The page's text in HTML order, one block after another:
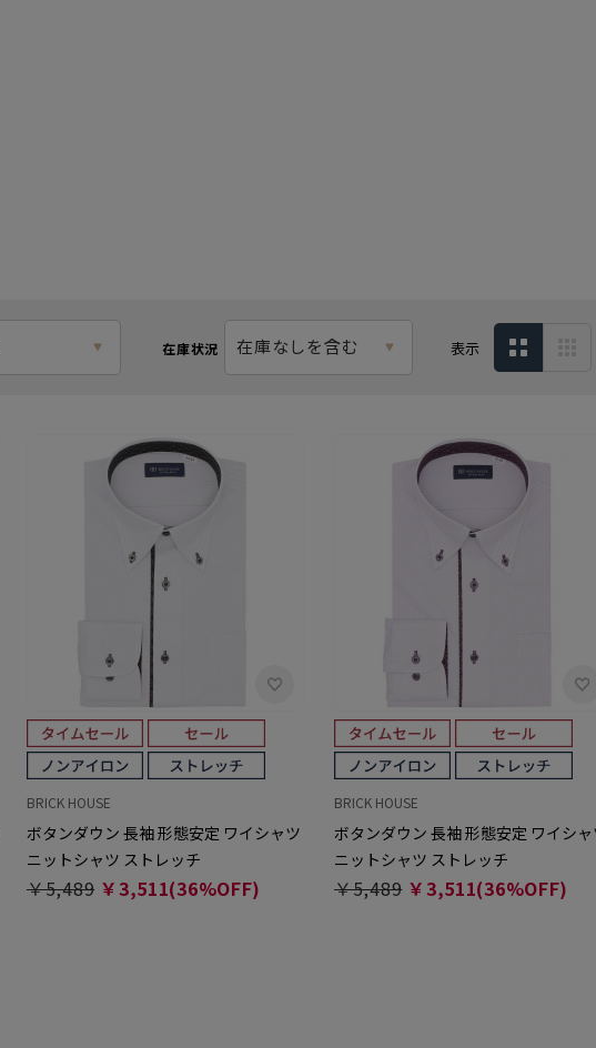
在庫状況 在庫なしを含む 表示
BRICK HOUSE
ボタンダウン 長袖 形態安定 ワイシャツ
ニットシャツ ストレッチ
￥5,489 ￥3,511(36%OFF)
BRICK HOUSE
ボタンダウン 長袖 形態安定 ワイシ
ニットシャツ ストレッチ
￥5,489 ￥3,511(36%OFF)